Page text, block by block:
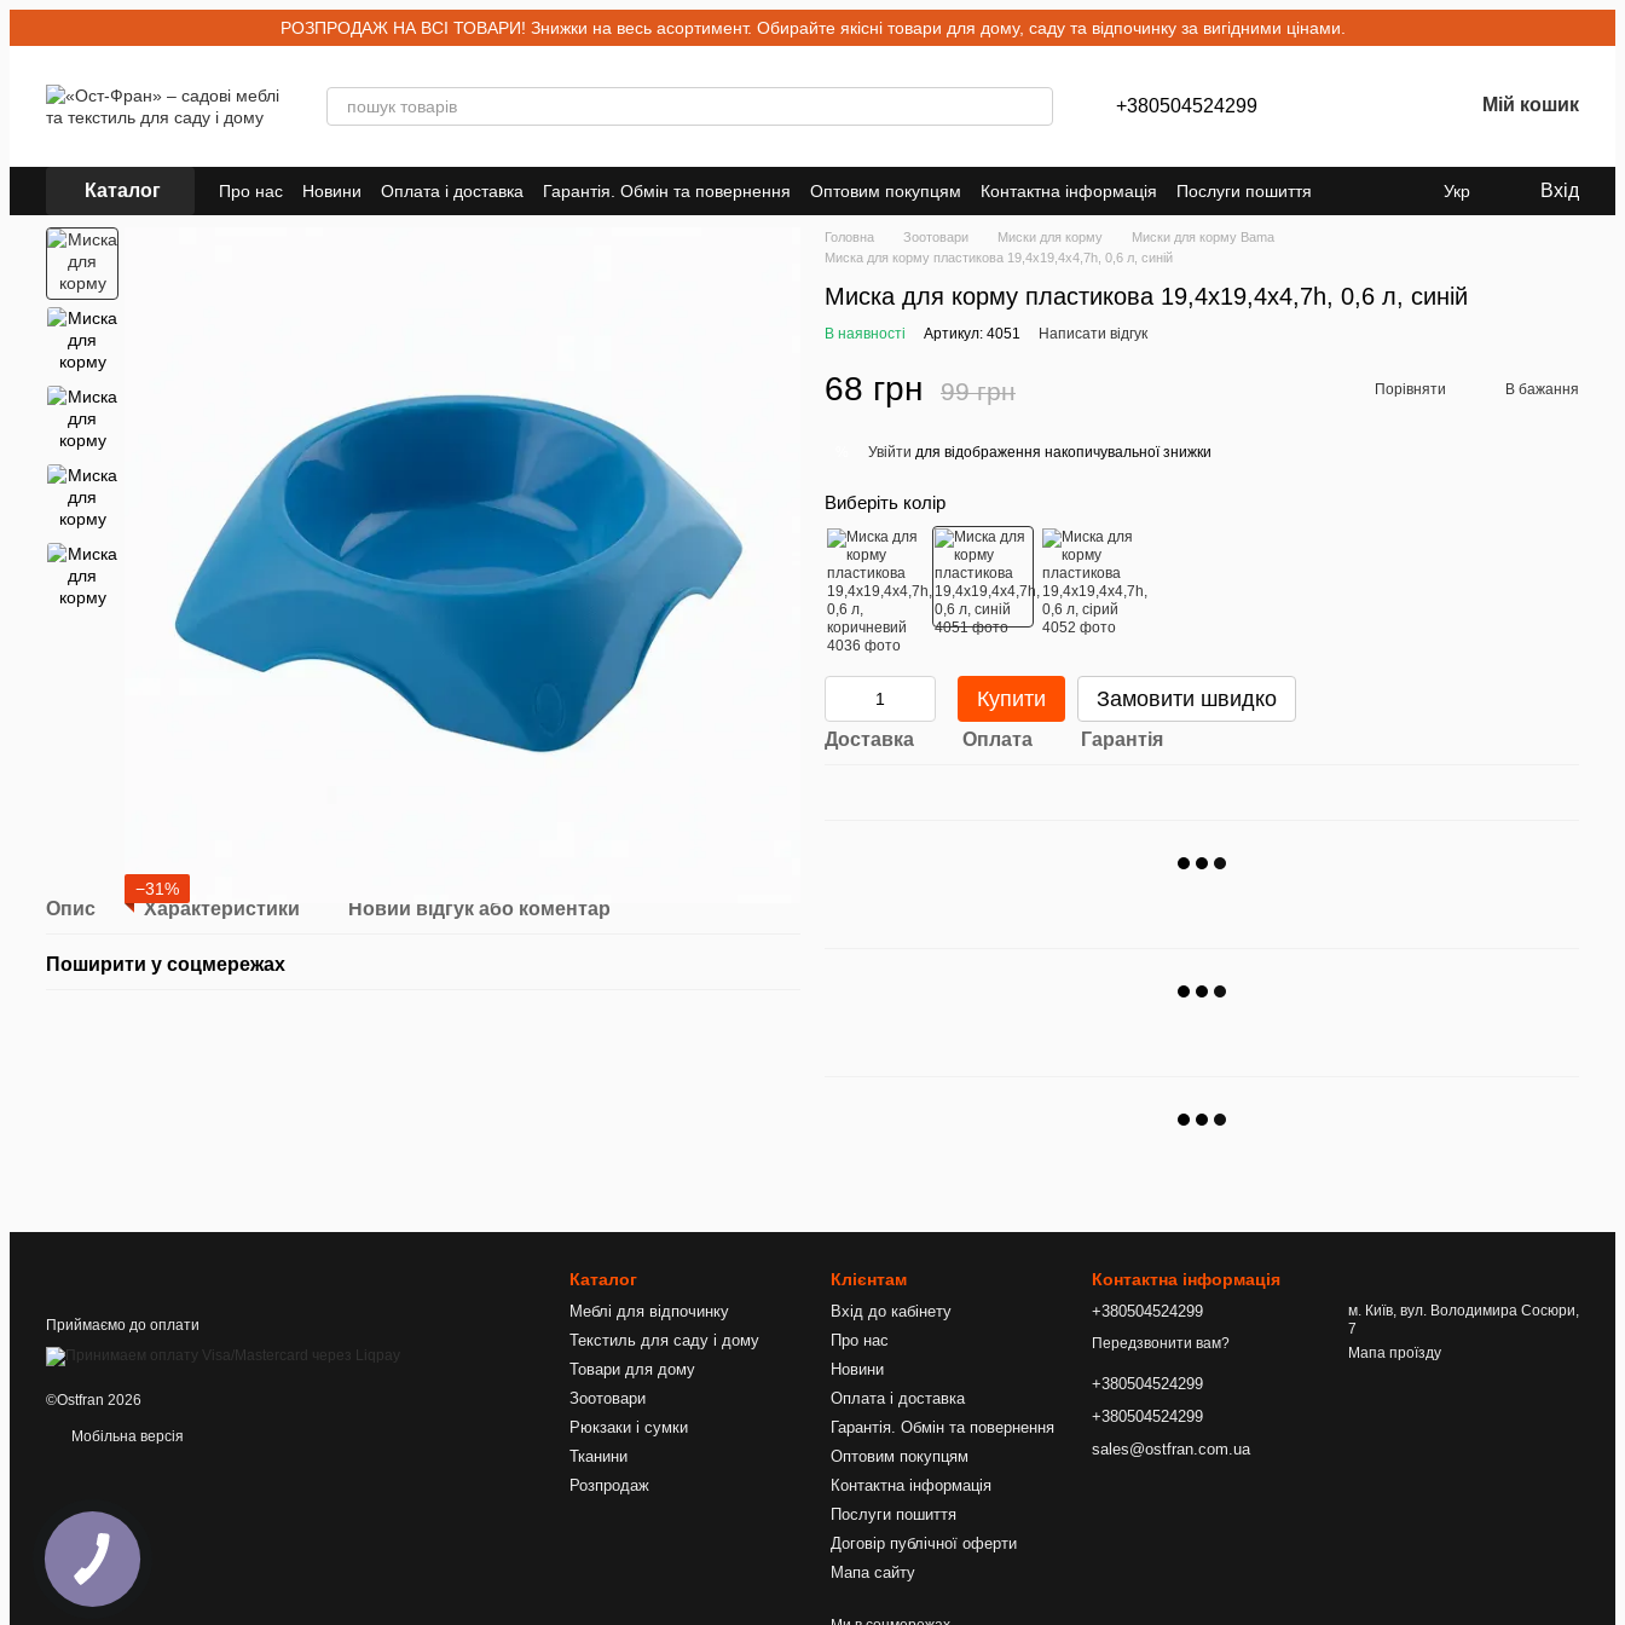
РОЗПРОДАЖ НА ВСІ ТОВАРИ! Знижки на весь асортимент. Обирайте якісні товари для дому, саду та відпочинку за вигідними цінами.
+380504524299 Мій кошик
Каталог Про нас Новини Оплата і доставка Гарантія. Обмін та повернення Оптовим покупцям Контактна інформація
Послуги пошиття
Договір публічної оферти
Укр Вхід
−31%
Опис Характеристики Новий відгук або коментар
Поширити у соцмережах
Головна Зоотовари Миски для корму
Миски для корму Bama
Миска для корму пластикова 19,4x19,4x4,7h, 0,6 л, синій
Миска для корму пластикова 19,4x19,4x4,7h, 0,6 л, синій
В наявності Артикул: 4051 Написати відгук
68 грн 99 грн Порівняти В бажання
Увійти для відображення накопичувальної знижки
Виберіть колір
Купити Замовити швидко
Доставка Оплата Гарантія
Приймаємо до оплати
©Ostfran 2026
Мобільна версія
Каталог
Меблі для відпочинку
Текстиль для саду і дому
Товари для дому
Зоотовари
Рюкзаки і сумки
Тканини
Розпродаж
Клієнтам
Вхід до кабінету
Про нас
Новини
Оплата і доставка
Гарантія. Обмін та повернення
Оптовим покупцям
Контактна інформація
Послуги пошиття
Договір публічної оферти
Мапа сайту
Контактна інформація
+380504524299
Передзвонити вам?
+380504524299
+380504524299
sales@ostfran.com.ua
м. Київ, вул. Володимира Сосюри,
7
Мапа проїзду